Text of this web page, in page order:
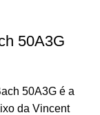
50A3G
50A3G é a
da Vincent